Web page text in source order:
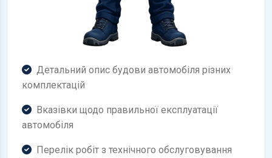
Детальний опис будови автомобіля різних
комплектацій
Вказівки щодо правильної експлуатації
автомобіля
Перелік робіт з технічного обслуговування